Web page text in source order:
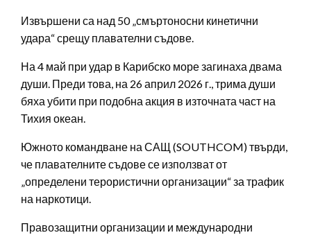
Извършени са над 50 „смъртоносни кинетични
удара“ срещу плавателни съдове.
На 4 май при удар в Карибско море загинаха двама
души. Преди това, на 26 април 2026 г., трима души
бяха убити при подобна акция в източната част на
Тихия океан.
Южното командване на САЩ (SOUTHCOM) твърди,
че плавателните съдове се използват от
„определени терористични организации“ за трафик
на наркотици.
Правозащитни организации и международни